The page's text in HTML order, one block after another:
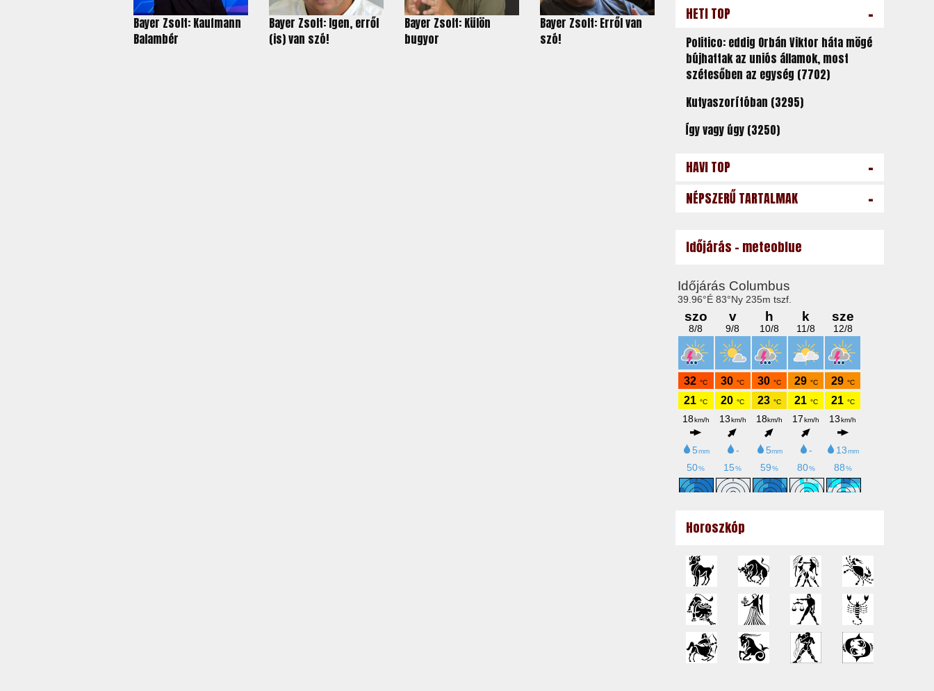
Bayer Zsolt: Kaufmann
Balambér
Bayer Zsolt: Igen, erről
(is) van szó!
Bayer Zsolt: Külön
bugyor
Bayer Zsolt: Erről van
szó!
HETI TOP -
Politico: eddig Orbán Viktor háta mögé
bújhattak az uniós államok, most
szétesőben az egység (7702)
Kutyaszorítóban (3295)
Így vagy úgy (3250)
HAVI TOP -
NÉPSZERŰ TARTALMAK -
Időjárás - meteoblue
Horoszkóp